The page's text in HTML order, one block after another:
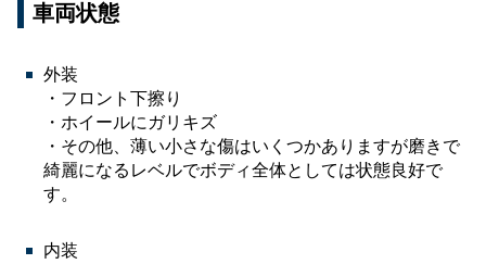
車両状態
外装
・フロント下擦り
・ホイールにガリキズ
・その他、薄い小さな傷はいくつかありますが磨きで
綺麗になるレベルでボディ全体としては状態良好で
す。
内装